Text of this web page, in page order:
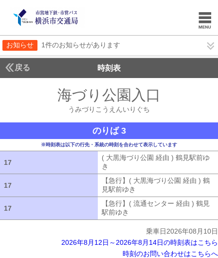
お知らせ 1件のお知らせがあります
戻る 時刻表
海づり公園入口
うみづりこうえんいりぐち
のりば 3
※時刻表は以下の行先・系統の時刻を合わせて表示しています
17
( 大黒海づり公園 経由 ) 鶴見駅前ゆ
き
17
【急行】( 大黒海づり公園 経由 ) 鶴
見駅前ゆき
17
【急行】( 流通センター 経由 ) 鶴見
駅前ゆき
乗車日2026年08月10日
2026年8月12日～2026年8月14日の時刻表はこちら
時刻のお問い合わせはこちらへ